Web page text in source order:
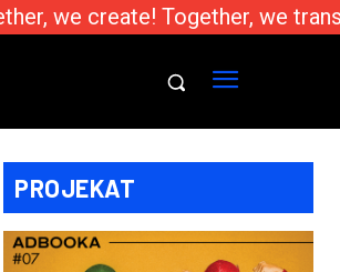
create! Together, we
PROJEKAT